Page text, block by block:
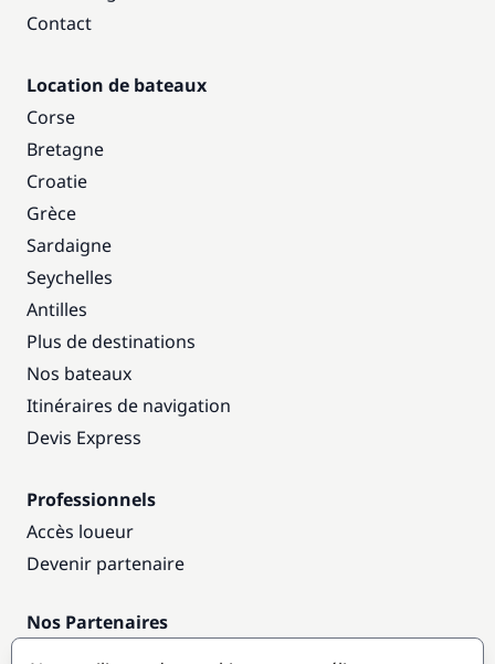
Contact
Location de bateaux
Corse
Bretagne
Croatie
Grèce
Sardaigne
Seychelles
Antilles
Plus de destinations
Nos bateaux
Itinéraires de navigation
Devis Express
Professionnels
Accès loueur
Devenir partenaire
Nos Partenaires